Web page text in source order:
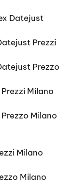
Datejust
Prezzi
Prezzo
Milano
Milano
Milano
Milano